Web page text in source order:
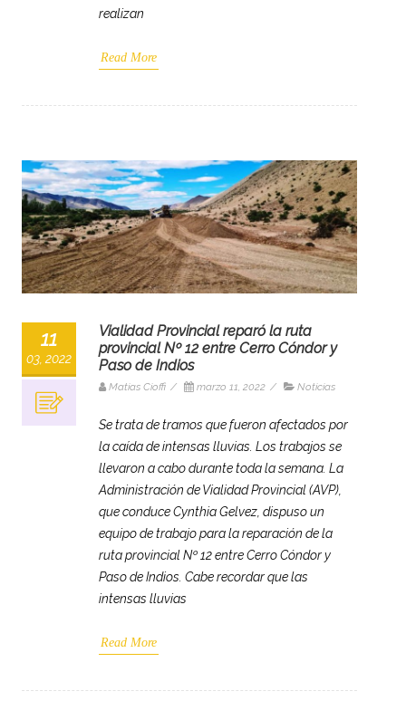
realizan
Read More
11
03, 2022
Vialidad Provincial reparó la ruta
provincial Nº 12 entre Cerro Cóndor y
Paso de Indios
Matias Cioffi / marzo 11, 2022 / Noticias
Se trata de tramos que fueron afectados por
la caída de intensas lluvias. Los trabajos se
llevaron a cabo durante toda la semana. La
Administración de Vialidad Provincial (AVP),
que conduce Cynthia Gelvez, dispuso un
equipo de trabajo para la reparación de la
ruta provincial Nº 12 entre Cerro Cóndor y
Paso de Indios. Cabe recordar que las
intensas lluvias
Read More